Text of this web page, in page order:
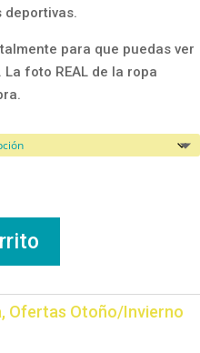
deportivas.
para que puedas ver
foto REAL de la ropa
, Ofertas Otoño/Invierno